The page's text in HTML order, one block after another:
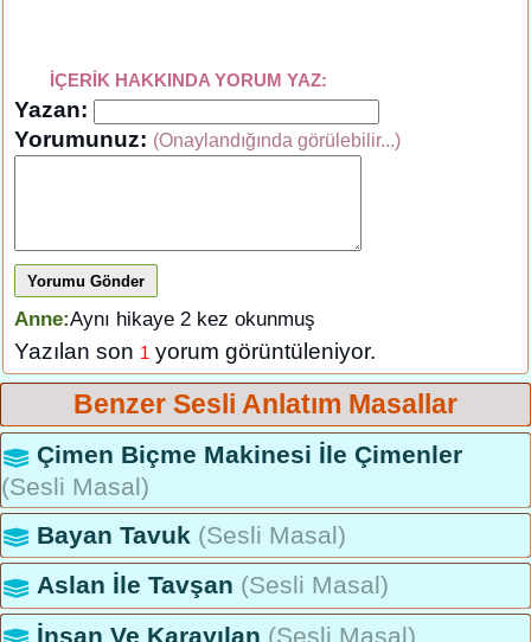
İÇERİK HAKKINDA YORUM YAZ:
Yazan:
Yorumunuz: (Onaylandığında görülebilir...)
Yorumu Gönder
Anne:Aynı hikaye 2 kez okunmuş
Yazılan son 1 yorum görüntüleniyor.
Benzer Sesli Anlatım Masallar
Çimen Biçme Makinesi İle Çimenler
(Sesli Masal)
Bayan Tavuk (Sesli Masal)
Aslan İle Tavşan (Sesli Masal)
İnsan Ve Karayılan (Sesli Masal)